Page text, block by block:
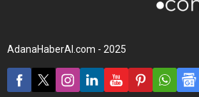
AdanaHaberAl.com - 2025